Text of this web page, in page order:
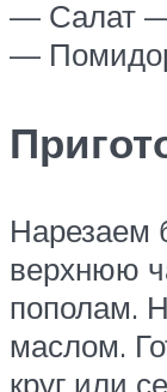
— Салат
—
Нарезаем
верхнюю
пополам.
маслом.
круг или